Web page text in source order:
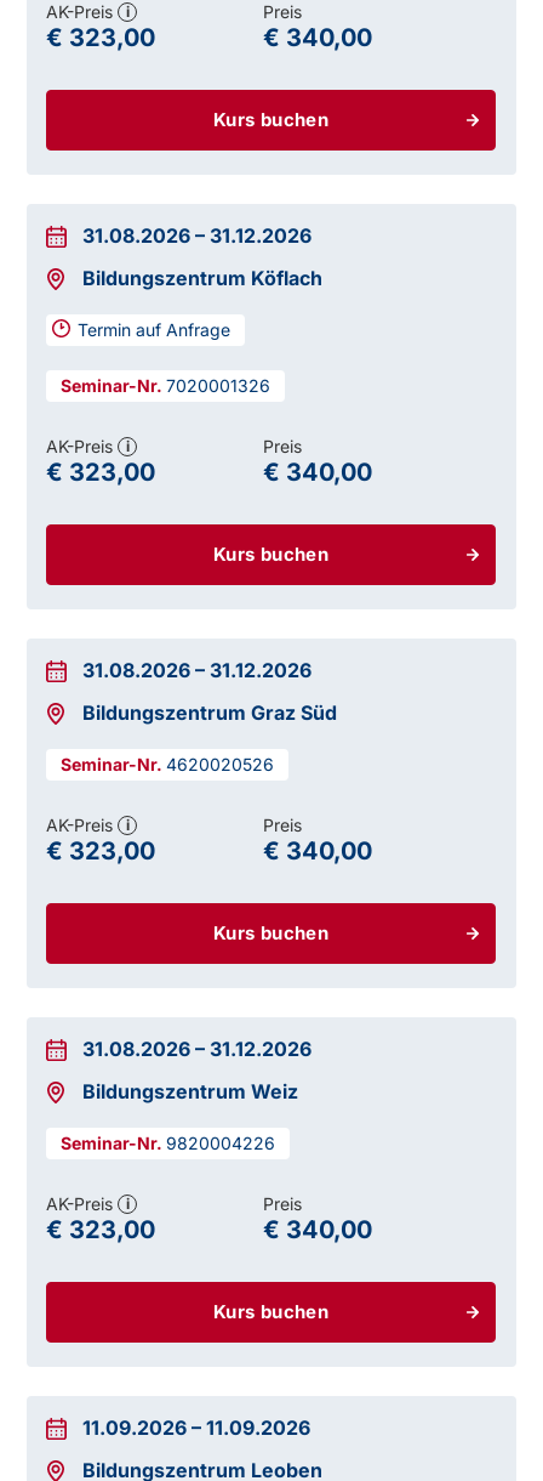
Kurs buchen
AK-Preis i
€ 323,00
Preis
€ 340,00
31.08.2026 – 31.12.2026
Bildungszentrum Köflach
Termin auf Anfrage
7020001326
Kurs buchen
AK-Preis i
€ 323,00
Preis
€ 340,00
31.08.2026 – 31.12.2026
Bildungszentrum Graz Süd
4620020526
Kurs buchen
AK-Preis i
€ 323,00
Preis
€ 340,00
31.08.2026 – 31.12.2026
Bildungszentrum Weiz
9820004226
Kurs buchen
AK-Preis i
€ 323,00
Preis
€ 340,00
11.09.2026 –11.09.2026
Bildungszentrum Leoben